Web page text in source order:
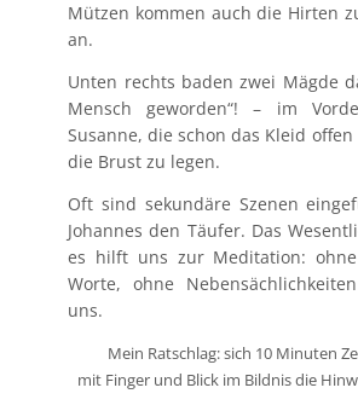
Mützen kommen auch die Hirten
an.
Unten rechts baden zwei Mägde
Mensch geworden“! – im
Susanne, die schon das Kleid
die Brust zu legen.
Oft sind sekundäre Szenen
Johannes den Täufer. Das
es hilft uns zur Meditation:
Worte, ohne
uns.
Mein Ratschlag: sich 10 Minuten
mit Finger und Blick im Bildnis die